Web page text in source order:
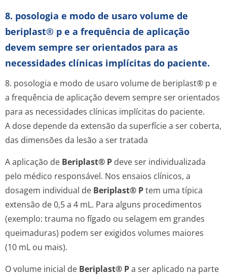
8. posologia e modo de usaro volume de
beriplast® p e a frequência de aplicação
devem sempre ser orientados para as
necessidades clínicas implícitas do paciente.
8. posologia e modo de usaro volume de beriplast® p e
a frequência de aplicação devem sempre ser orientados
para as necessidades clínicas implícitas do paciente.
A dose depende da extensão da superfície a ser coberta,
das dimensões da lesão a ser tratada
A aplicação de Beriplast® P deve ser individualizada
pelo médico responsável. Nos ensaios clínicos, a
dosagem individual de Beriplast® Ptem uma típica
extensão de 0,5 a 4 mL. Para alguns procedimentos
(exemplo: trauma no fígado ou selagem em grandes
queimaduras) podem ser exigidos volumes maiores
(10 mL ou mais).
O volume inicial de Beriplast® Pa ser aplicado na parte